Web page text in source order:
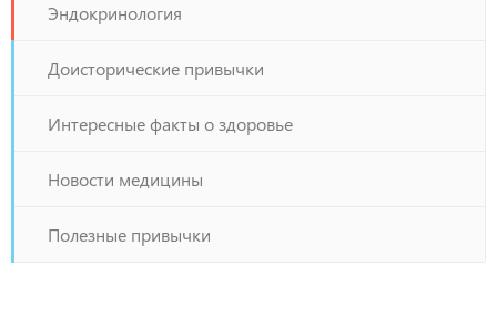
Эндокринология
Доисторические привычки
Интересные факты о здоровье
Новости медицины
Полезные привычки